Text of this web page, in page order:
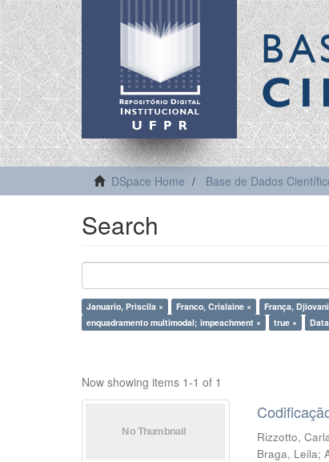
DSpace Home Base de Dados
Search
Januario, Priscila × Franco, Crislaine × França,
enquadramento multimodal; impeachment ×
true ×
Now showing items 1-1 of 1
Rizzotto,
Braga, Leila;